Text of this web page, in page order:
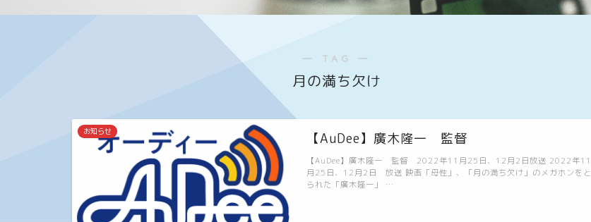
― TAG ―
月の満ち欠け
お知らせ 【AuDee】廣木隆一 監督
【AuDee】廣木隆一 監督 2022年11月25日、12月2日放送 2022年11
月25日、12月2日 放送 映画「母性」、「月の満ち欠け」のメガホンをと
られた「廣木隆一」 …